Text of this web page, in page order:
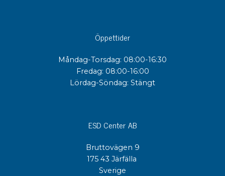
Öppettider
Måndag-Torsdag: 08:00-16:30
Fredag: 08:00-16:00
Lördag-Söndag: Stängt
ESD Center AB
Bruttovägen 9
175 43 Järfälla
Sverige